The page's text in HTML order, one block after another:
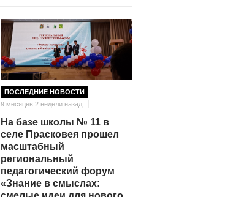
ПОСЛЕДНИЕ НОВОСТИ
9 месяцев 2 недели назад
На базе школы № 11 в
селе Прасковея прошел
масштабный
региональный
педагогический форум
«Знание в смыслах: